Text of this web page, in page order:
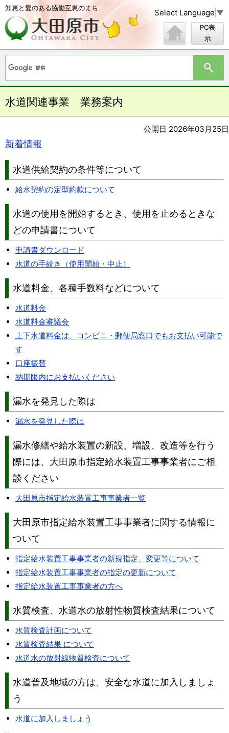
知恵と愛のある協働互恵のまち Select Language ▼
PC表
示
水道関連事業 業務案内
公開日 2026年03月25日
新着情報
水道供給契約の条件等について
給水契約の定型約款について
水道の使用を開始するとき、使用を止めるときな
どの申請書について
申請書ダウンロード
水道の手続き（使用開始・中止）
水道料金、各種手数料などについて
水道料金
水道料金審議会
上下水道料金は、コンビニ・郵便局窓口でもお支払い可能で
す
口座振替
納期限内にお支払いください
漏水を発見した際は
漏水を発見した際は
漏水修繕や給水装置の新設、増設、改造等を行う
際には、大田原市指定給水装置工事事業者にご相
談ください
大田原市指定給水装置工事事業者一覧
大田原市指定給水装置工事事業者に関する情報に
ついて
指定給水装置工事事業者の新規指定、変更等について
指定給水装置工事事業者の指定の更新について
指定給水装置工事事業者の方へ
水質検査、水道水の放射性物質検査結果について
水質検査計画について
水質検査結果 について
水道水の放射線物質検査について
水道普及地域の方は、安全な水道に加入しましょ
う
水道に加入しましょう